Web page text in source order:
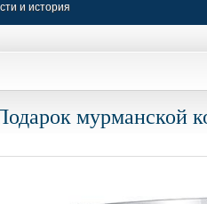
и история
мурманской